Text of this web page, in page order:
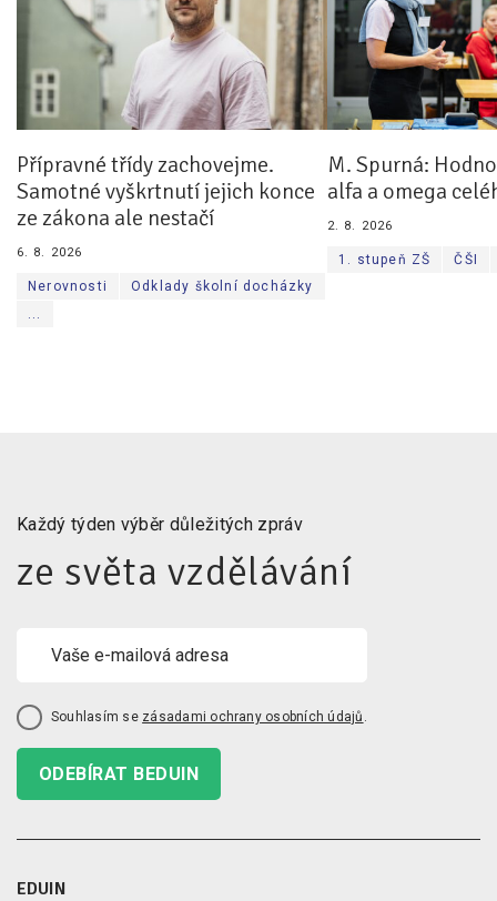
Přípravné třídy zachovejme.
Samotné vyškrtnutí jejich konce
ze zákona ale nestačí
6. 8. 2026
Nerovnosti
Odklady školní docházky
M. Spurná:
alfa a omega
2. 8. 2026
1. stupeň ZŠ ČŠI
Každý týden výběr důležitých zpráv
ze světa vzdělávání
Souhlasím se zásadami ochrany osobních údajů
ODEBÍRAT BEDUIN
EDUIN